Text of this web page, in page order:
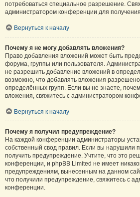
потребоваться специальное разрешение.
администратором конференции для
Вернуться к началу
Почему я не могу добавлять вложения?
Право добавления вложений может быть
форума, группы или пользователя.
не разрешить добавление вложений в
возможно, что добавлять вложения
определённых групп. Если вы не знаете,
вложения, свяжитесь с администратором
Вернуться к началу
Почему я получил предупреждение?
На каждой конференции администраторы
собственный свод правил. Если вы нарушили
получить предупреждение. Учтите, что это
конференции, и phpBB Limited не имеет
предупреждениям, вынесенным на данном
что получили предупреждение, свяжитесь с
конференции.